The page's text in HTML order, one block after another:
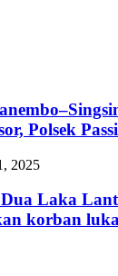
Polsek
2025
Laka
korban